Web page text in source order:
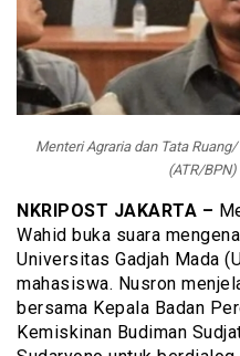
Menteri Agraria dan Tata
(ATR/
NKRIPOST JAKARTA –
Wahid buka suara
Universitas Gadjah Mada
mahasiswa. Nusron
bersama Kepala Badan
Kemiskinan Budiman